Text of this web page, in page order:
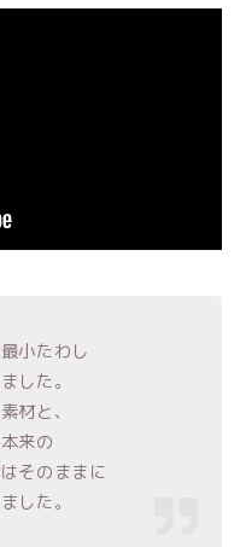
小たわし
した。
材と、
来の
そのままに
した。